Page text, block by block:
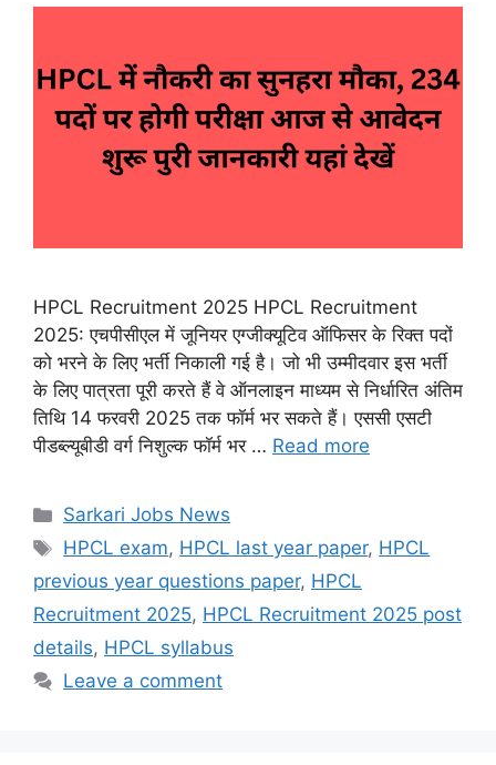
HPCL Recruitment 2025 HPCL Recruitment
2025: एचपीसीएल में जूनियर एग्जीक्यूटिव ऑफिसर के रिक्त पदों
को भरने के लिए भर्ती निकाली गई है। जो भी उम्मीदवार इस भर्ती
के लिए पात्रता पूरी करते हैं वे ऑनलाइन माध्यम से निर्धारित अंतिम
तिथि 14 फरवरी 2025 तक फॉर्म भर सकते हैं। एससी एसटी
पीडब्ल्यूबीडी वर्ग निशुल्क फॉर्म भर … Read more
Categories
Sarkari Jobs News
Tags
HPCL exam, HPCL last year paper, HPCL
previous year questions paper, HPCL
Recruitment 2025, HPCL Recruitment 2025 post
details, HPCL syllabus
Leave a comment